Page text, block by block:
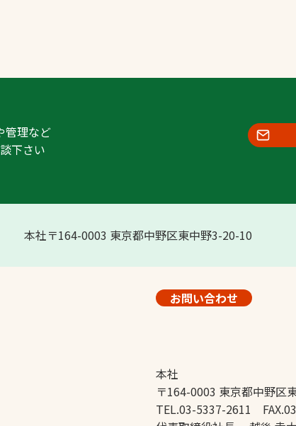
管理など
下さい
本社〒164-0003 東京都中野区東中野3-20-10
お問い合わせ
本社
〒164-0003 東京都中野区
TEL.03-5337-2611